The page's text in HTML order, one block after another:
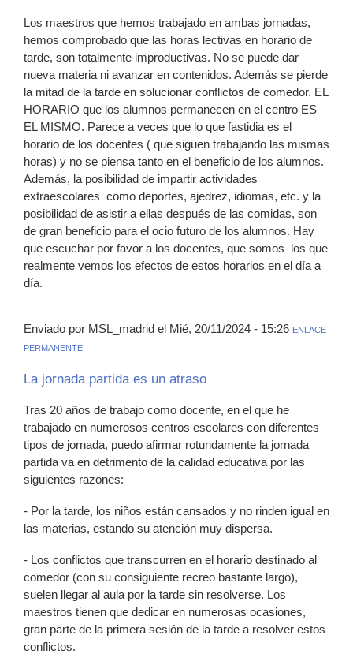
Los maestros que hemos trabajado en ambas jornadas,
hemos comprobado que las horas lectivas en horario de
tarde, son totalmente improductivas. No se puede dar
nueva materia ni avanzar en contenidos. Además se pierde
la mitad de la tarde en solucionar conflictos de comedor. EL
HORARIO que los alumnos permanecen en el centro ES
EL MISMO. Parece a veces que lo que fastidia es el
horario de los docentes ( que siguen trabajando las mismas
horas) y no se piensa tanto en el beneficio de los alumnos.
Además, la posibilidad de impartir actividades
extraescolares como deportes, ajedrez, idiomas, etc. y la
posibilidad de asistir a ellas después de las comidas, son
de gran beneficio para el ocio futuro de los alumnos. Hay
que escuchar por favor a los docentes, que somos los que
realmente vemos los efectos de estos horarios en el día a
día.
Enviado por MSL_madrid el Mié, 20/11/2024 - 15:26 ENLACE
PERMANENTE
La jornada partida es un atraso
Tras 20 años de trabajo como docente, en el que he
trabajado en numerosos centros escolares con diferentes
tipos de jornada, puedo afirmar rotundamente la jornada
partida va en detrimento de la calidad educativa por las
siguientes razones:
- Por la tarde, los niños están cansados y no rinden igual en
las materias, estando su atención muy dispersa.
- Los conflictos que transcurren en el horario destinado al
comedor (con su consiguiente recreo bastante largo),
suelen llegar al aula por la tarde sin resolverse. Los
maestros tienen que dedicar en numerosas ocasiones,
gran parte de la primera sesión de la tarde a resolver estos
conflictos.